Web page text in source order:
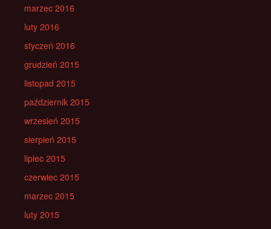
marzec 2016
luty 2016
styczeń 2016
grudzień 2015
listopad 2015
październik 2015
wrzesień 2015
sierpień 2015
lipiec 2015
czerwiec 2015
marzec 2015
luty 2015